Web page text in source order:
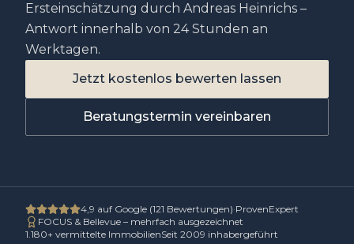
Ersteinschätzung durch Andreas Heinrichs –
Antwort innerhalb von 24 Stunden an
Werktagen.
Jetzt kostenlos bewerten lassen
Beratungstermin vereinbaren
4,9 auf Google (121 Bewertungen)·ProvenExpert
FOCUS & Bellevue – mehrfach ausgezeichnet
1.180+ vermittelte ImmobilienSeit 2009 inhabergeführt